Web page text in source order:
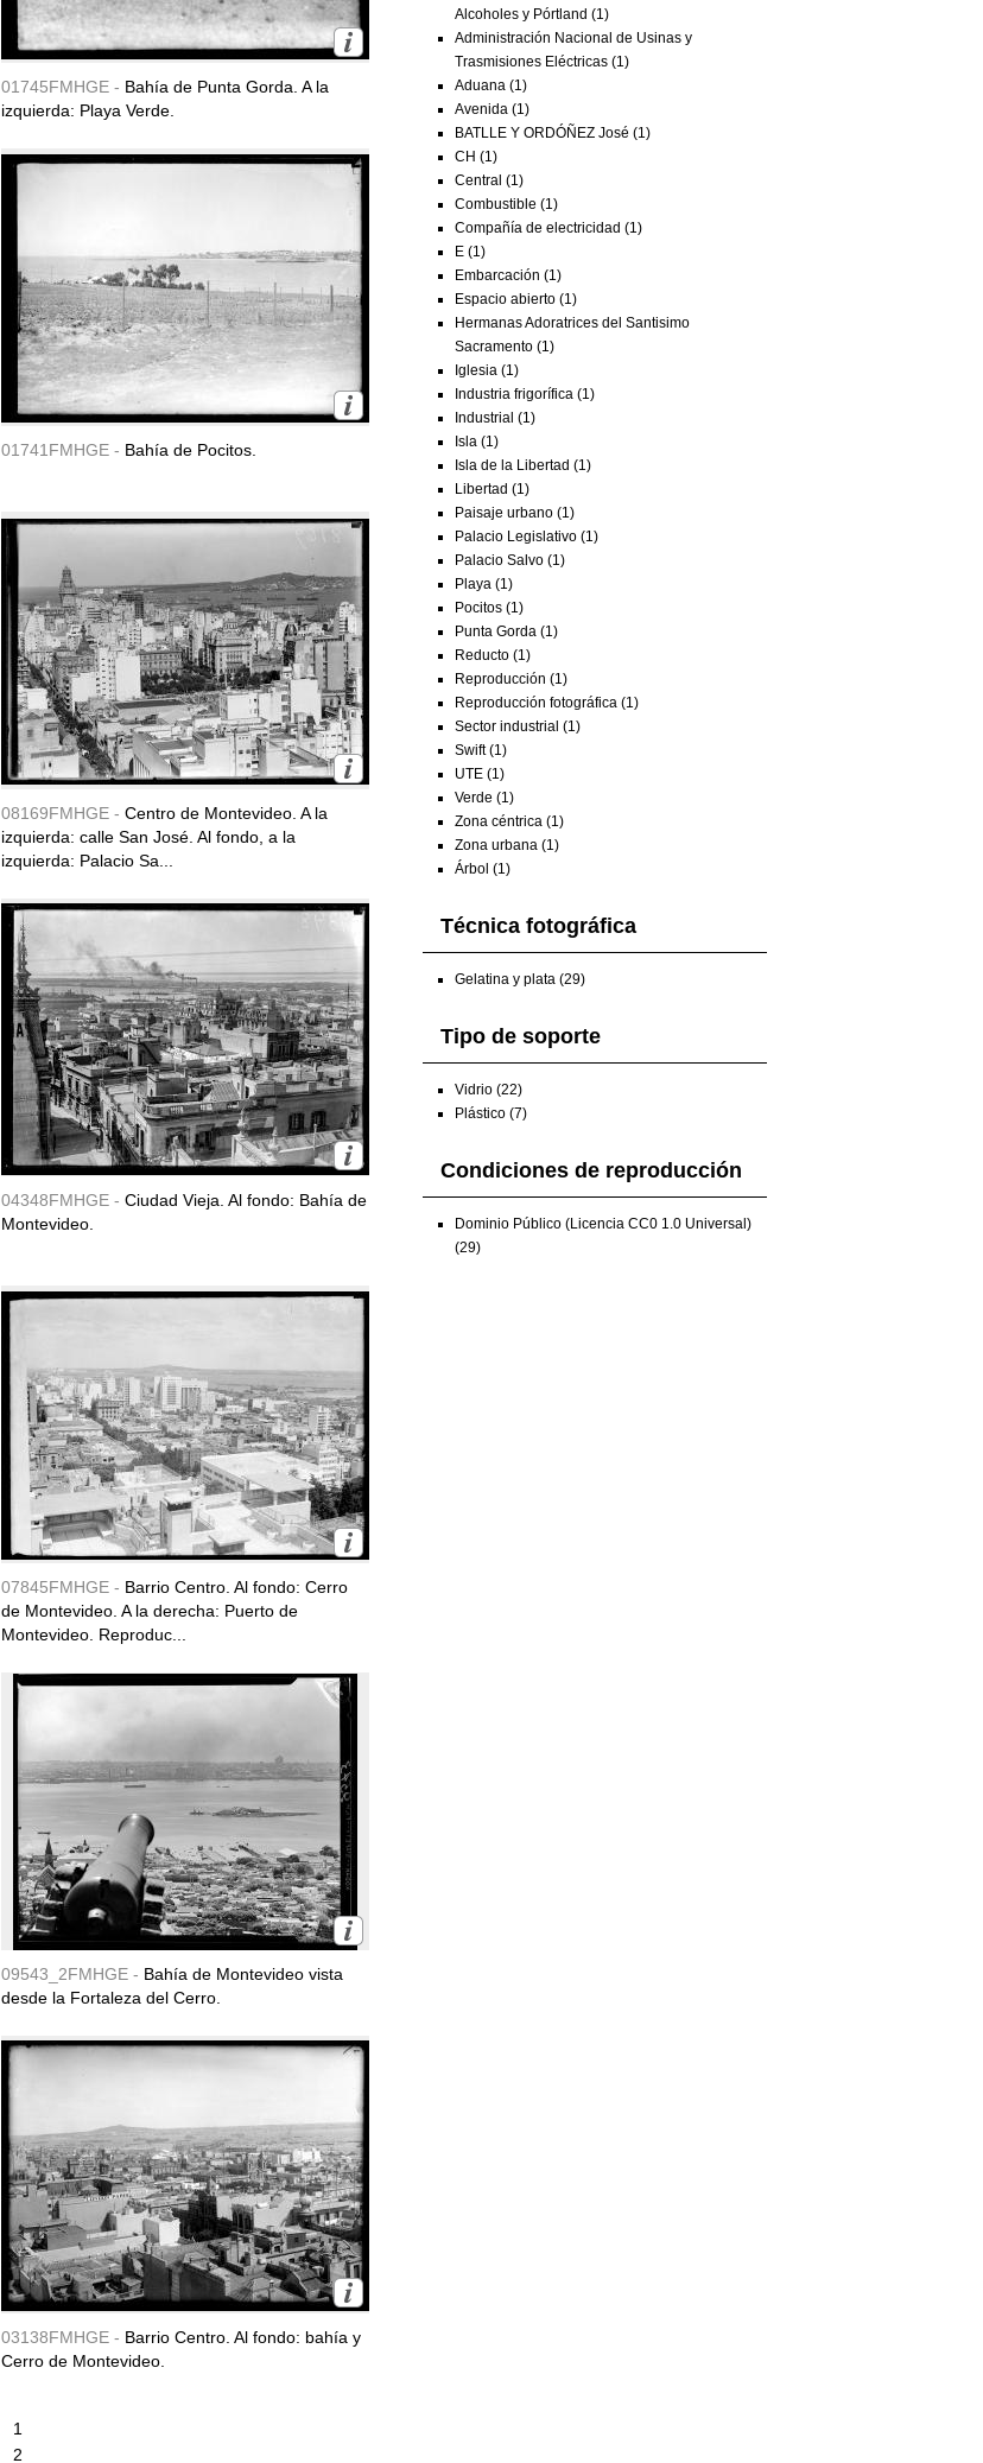
01745FMHGE - Bahía de Punta Gorda. A la
izquierda: Playa Verde.
01741FMHGE - Bahía de Pocitos.
08169FMHGE - Centro de Montevideo. A la
izquierda: calle San José. Al fondo, a la
izquierda: Palacio Sa...
04348FMHGE - Ciudad Vieja. Al fondo: Bahía de
Montevideo.
07845FMHGE - Barrio Centro. Al fondo: Cerro
de Montevideo. A la derecha: Puerto de
Montevideo. Reproduc...
09543_2FMHGE - Bahía de Montevideo vista
desde la Fortaleza del Cerro.
03138FMHGE - Barrio Centro. Al fondo: bahía y
Cerro de Montevideo.
1
2
Alcoholes y Pórtland (1)
Administración Nacional de Usinas y
Trasmisiones Eléctricas (1)
Aduana (1)
Avenida (1)
BATLLE Y ORDÓÑEZ José (1)
CH (1)
Central (1)
Combustible (1)
Compañía de electricidad (1)
E (1)
Embarcación (1)
Espacio abierto (1)
Hermanas Adoratrices del Santisimo
Sacramento (1)
Iglesia (1)
Industria frigorífica (1)
Industrial (1)
Isla (1)
Isla de la Libertad (1)
Libertad (1)
Paisaje urbano (1)
Palacio Legislativo (1)
Palacio Salvo (1)
Playa (1)
Pocitos (1)
Punta Gorda (1)
Reducto (1)
Reproducción (1)
Reproducción fotográfica (1)
Sector industrial (1)
Swift (1)
UTE (1)
Verde (1)
Zona céntrica (1)
Zona urbana (1)
Árbol (1)
Técnica fotográfica
Gelatina y plata (29)
Tipo de soporte
Vidrio (22)
Plástico (7)
Condiciones de reproducción
Dominio Público (Licencia CC0 1.0 Universal)
(29)